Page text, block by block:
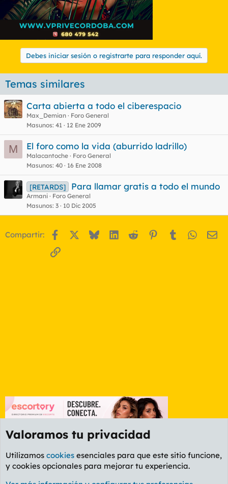
Debes iniciar sesión o registrarte para responder aquí.
Temas similares
Carta abierta a todo el ciberespacio
Max_Demian
Foro General
Masunos 41 12 Ene 2009
M El foro como la vida (aburrido ladrillo)
Malacantoche
Foro General
Masunos 40 16 Ene 2008
[RETARDS] Para llamar gratis a todo el mundo
Armani
Foro General
Masunos 3 10 Dic 2005
Compartir: Facebook BlueskyLinkedIn
Reddit Pinterest
Tumblr
Enlace
Foro General
Valoramos tu privacidad
Utilizamos cookies esenciales para que este sitio funcione,
y cookies opcionales para mejorar tu experiencia.